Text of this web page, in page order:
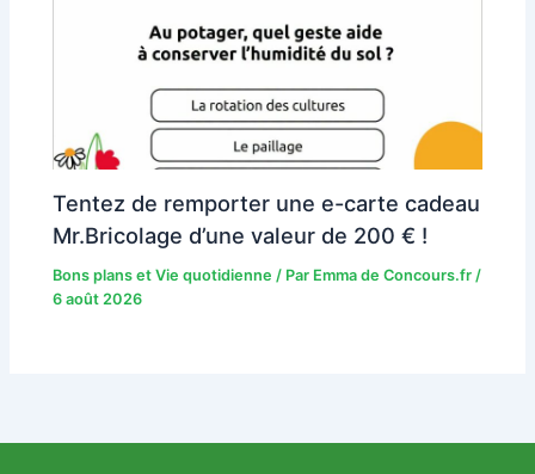
Tentez de remporter une e-carte cadeau
Mr.Bricolage d’une valeur de 200 € !
Bons plans et Vie quotidienne / Par Emma de Concours.fr/
6 août 2026